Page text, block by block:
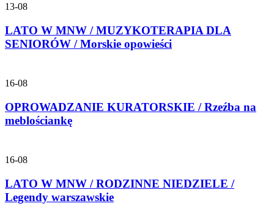
13-08
LATO W MNW / MUZYKOTERAPIA DLA
SENIORÓW / Morskie opowieści
16-08
OPROWADZANIE KURATORSKIE / Rzeźba na
meblościankę
16-08
LATO W MNW / RODZINNE NIEDZIELE /
Legendy warszawskie